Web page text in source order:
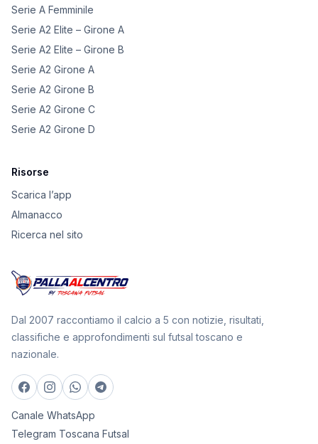
Serie A Femminile
Serie A2 Elite – Girone A
Serie A2 Elite – Girone B
Serie A2 Girone A
Serie A2 Girone B
Serie A2 Girone C
Serie A2 Girone D
Risorse
Scarica l’app
Almanacco
Ricerca nel sito
Dal 2007 raccontiamo il calcio a 5 con notizie, risultati,
classifiche e approfondimenti sul futsal toscano e
nazionale.
Canale WhatsApp
Telegram Toscana Futsal